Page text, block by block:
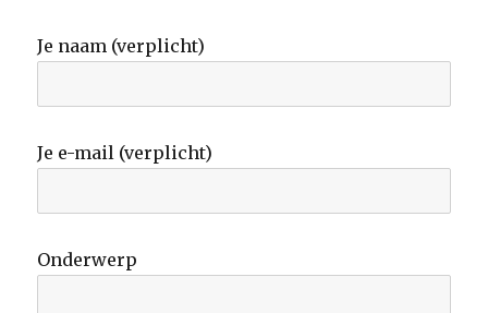
Je naam (verplicht)
Je e-mail (verplicht)
Onderwerp